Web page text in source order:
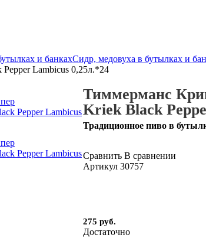
и банкахСидр, медовуха в бутылках и
Lambicus 0,25л.*24
Тиммерманс
Kriek Black
Традиционное пиво в
Сравнить В сравнении
Артикул 30757
275 руб.
Достаточно